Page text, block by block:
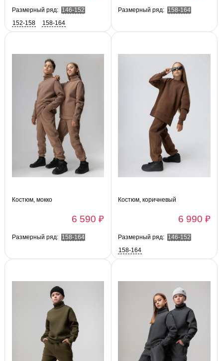
Размерный ряд:
146-152
152-158
158-164
Размерный ряд: 158-164
Костюм, мокко
6 590 ₽
Размерный ряд: 158-164
Костюм, коричневый
6 990 ₽
Размерный ряд: 146-152
158-164